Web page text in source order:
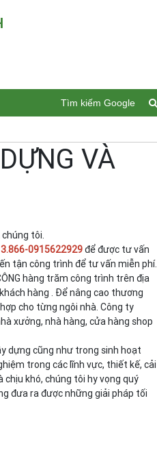
Tìm kiếm Google
VÀ
tôi.
0915622929để được tư vấn
tận công trình để tư vấn miễn phí.
hàng trăm công trình trên địa
hàng . Để nâng cao thương
cho từng ngôi nhà. Công ty
xưởng, nhà hàng, cửa hàng shop
dựng cũng như trong sinh hoạt
trong các lĩnh vực, thiết kế, cải
khó, chúng tôi hy vọng quý
đưa ra được những giải pháp tối